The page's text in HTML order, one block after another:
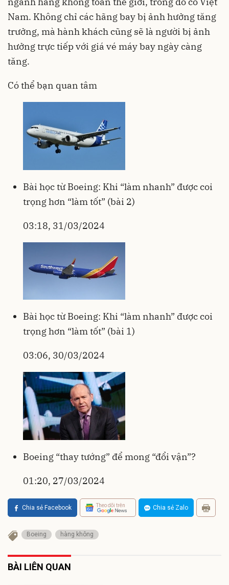
Nam. Không chỉ các hãng bay bị ảnh hưởng tăng
trưởng, mà hành khách cũng sẽ là người bị ảnh
hưởng trực tiếp với giá vé máy bay ngày càng
tăng.
Có thể bạn quan tâm
Bài học từ Boeing: Khi “làm nhanh” được coi
trọng hơn “làm tốt” (bài 2)
03:18, 31/03/2024
Bài học từ Boeing: Khi “làm nhanh” được coi
trọng hơn “làm tốt” (bài 1)
03:06, 30/03/2024
Boeing “thay tướng” để mong “đổi vận”?
01:20, 27/03/2024
Chia sẻ Facebook Theo dõi trên Chia sẻ Zalo
Boeing hàng không
BÀI LIÊN QUAN